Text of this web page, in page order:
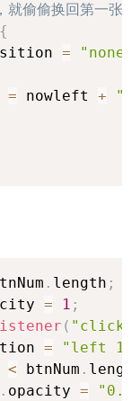
偷偷换回第一张图
{
= "none"
= nowleft +
. length ;
= 1 ;
( "click"
=
"left
< btnNum .
. opacity =